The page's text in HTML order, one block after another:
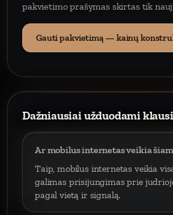
pakvietimo prašymas skirtas tik
Gauti pakvietimą — kainų
Dažniausiai užduodami
Ar mobilus internetas veikia
Taip, mobilus internetas veikia
galimas prisijungimas prie
pagal vietą ir signalą.